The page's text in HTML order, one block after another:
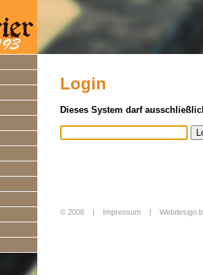
Login
Dieses System darf
© 2008 | Impressum Webdesign